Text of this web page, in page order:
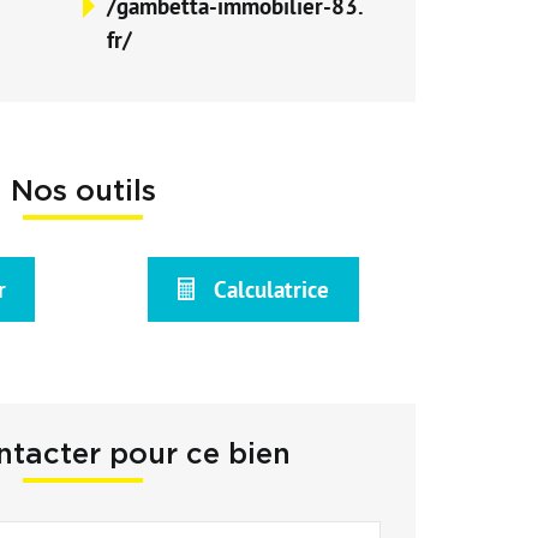
fr/
Nos outils
Calculatrice
pour ce bien